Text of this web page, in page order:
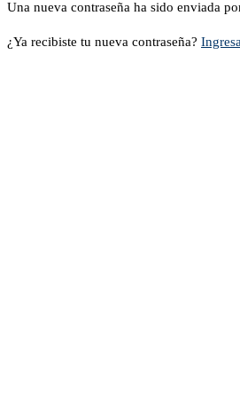
Una nueva contraseña ha sido enviada
¿Ya recibiste tu nueva contraseña?